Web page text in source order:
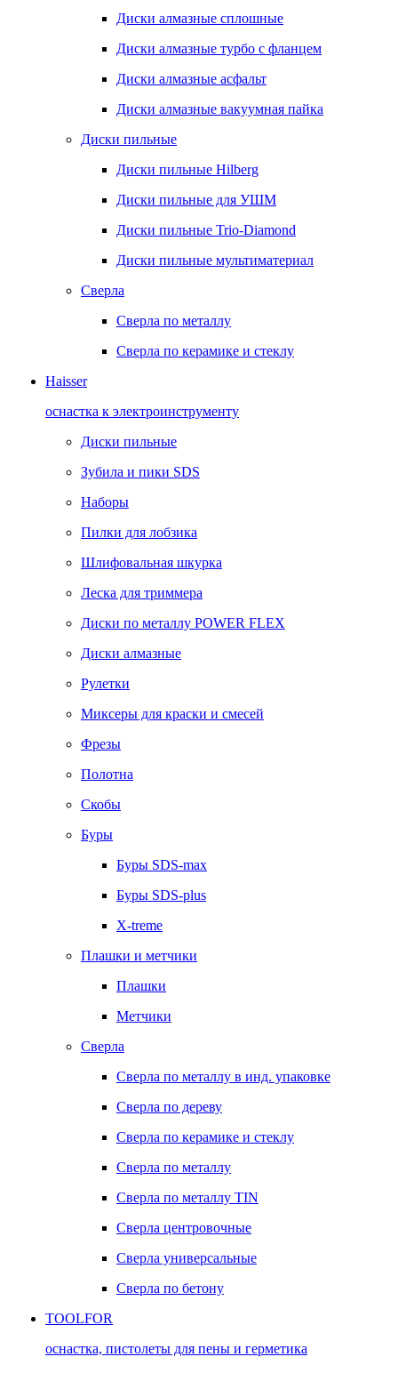
Диски алмазные сплошные
Диски алмазные турбо с фланцем
Диски алмазные асфальт
Диски алмазные вакуумная пайка
Диски пильные
Диски пильные Hilberg
Диски пильные для УШМ
Диски пильные Trio-Diamond
Диски пильные мультиматериал
Сверла
Сверла по металлу
Сверла по керамике и стеклу
Haisser
оснастка к электроинструменту
Диски пильные
Зубила и пики SDS
Наборы
Пилки для лобзика
Шлифовальная шкурка
Леска для триммера
Диски по металлу POWER FLEX
Диски алмазные
Рулетки
Миксеры для краски и смесей
Фрезы
Полотна
Скобы
Буры
Буры SDS-max
Буры SDS-plus
X-treme
Плашки и метчики
Плашки
Метчики
Сверла
Сверла по металлу в инд. упаковке
Сверла по дереву
Сверла по керамике и стеклу
Сверла по металлу
Сверла по металлу TIN
Сверла центровочные
Сверла универсальные
Сверла по бетону
TOOLFOR
оснастка, пистолеты для пены и герметика